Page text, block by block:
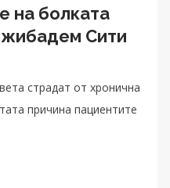
на болката
Сити
страдат от хронична
причина пациентите